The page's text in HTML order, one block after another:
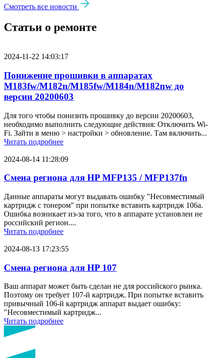
Смотреть все новости
Статьи о ремонте
2024-11-22 14:03:17
Понижение прошивки в аппаратах
M183fw/M182n/M185fw/M184n/M182nw до
версии 20200603
Для того чтобы понизить прошивку до версии 20200603,
необходимо выполнить следующие действия: Отключить Wi-
Fi. Зайти в меню > настройки > обновление. Там включить...
Читать подробнее
2024-08-14 11:28:09
Смена региона для HP MFP135 / MFP137fn
Данные аппараты могут выдавать ошибку "Несовместимый
картридж с тонером" при попытке вставить картридж 106a.
Ошибка возникает из-за того, что в аппарате установлен не
российский регион....
Читать подробнее
2024-08-13 17:23:55
Смена региона для HP 107
Ваш аппарат может быть сделан не для российского рынка.
Поэтому он требует 107-й картридж. При попытке вставить
привычный 106-й картридж аппарат выдает ошибку:
"Несовместимый картридж...
Читать подробнее